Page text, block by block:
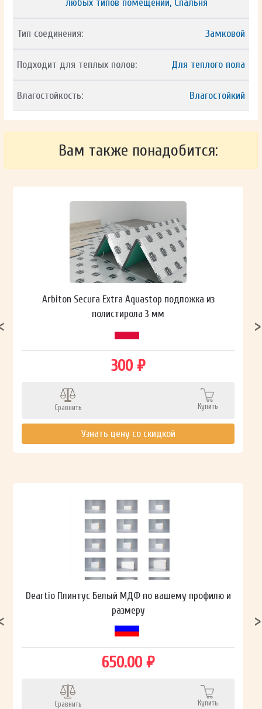
любых типов помещений, Спальня
Тип соединения: Замковой
Подходит для теплых полов: Для теплого пола
Влагостойкость: Влагостойкий
Вам также понадобится:
Arbiton Secura Extra Aquastop подложка из
полистирола 3 мм
300 ₽
Сравнить Купить
Узнать цену со скидкой
Deartio Плинтус Белый МДФ по вашему профилю и
размеру
650.00 ₽
Сравнить Купить